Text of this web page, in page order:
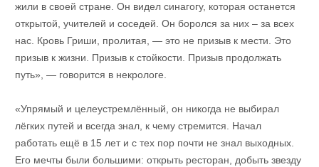
жили в своей стране. Он видел синагогу, которая останется
открытой, учителей и соседей. Он боролся за них – за всех
нас. Кровь Гриши, пролитая, — это не призыв к мести. Это
призыв к жизни. Призыв к стойкости. Призыв продолжать
путь», — говорится в некрологе.
«Упрямый и целеустремлённый, он никогда не выбирал
лёгких путей и всегда знал, к чему стремится. Начал
работать ещё в 15 лет и с тех пор почти не знал выходных.
Его мечты были большими: открыть ресторан, добыть звезду